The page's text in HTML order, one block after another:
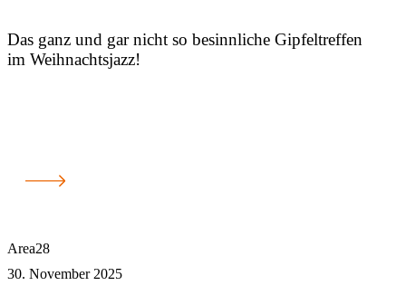
Das ganz und gar nicht so besinnliche Gipfeltreffen
im Weihnachtsjazz!
Area28
30. November 2025